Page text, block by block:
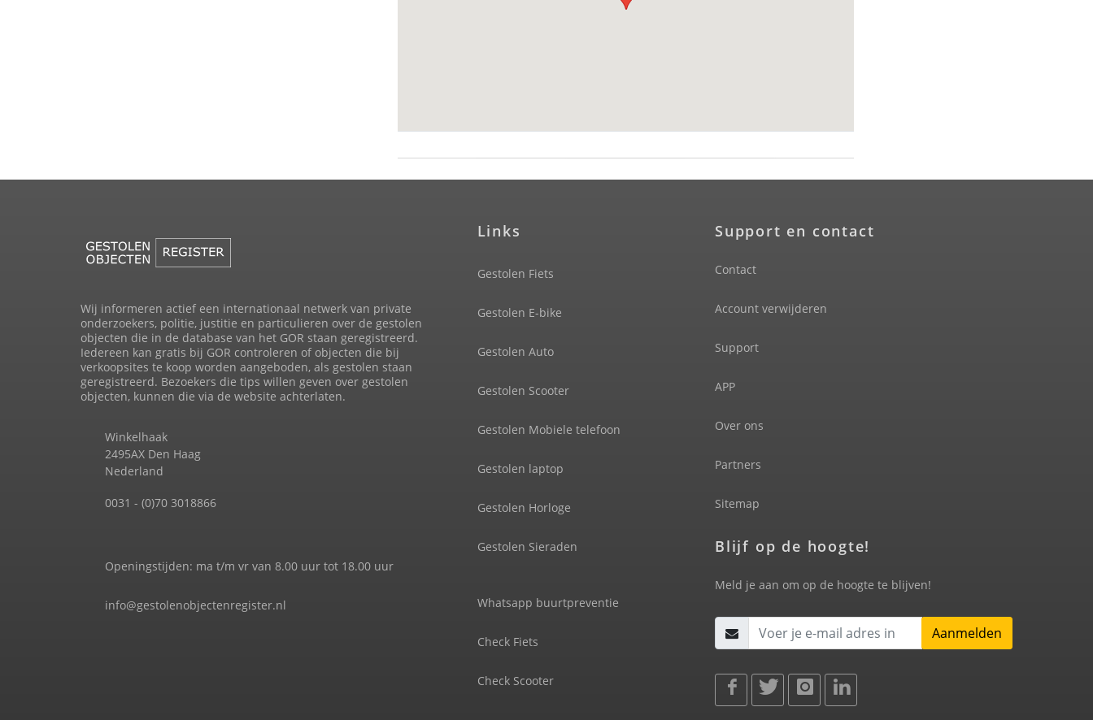
Wij informeren actief een internationaal netwerk van private
onderzoekers, politie, justitie en particulieren over de gestolen
objecten die in de database van het GOR staan geregistreerd.
Iedereen kan gratis bij GOR controleren of objecten die bij
verkoopsites te koop worden aangeboden, als gestolen staan
geregistreerd. Bezoekers die tips willen geven over gestolen
objecten, kunnen die via de website achterlaten.
Winkelhaak
2495AX Den Haag
Nederland
0031 - (0)70 3018866
Openingstijden: ma t/m vr van 8.00 uur tot 18.00 uur
info@gestolenobjectenregister.nl
Links
Gestolen Fiets
Gestolen E-bike
Gestolen Auto
Gestolen Scooter
Gestolen Mobiele telefoon
Gestolen laptop
Gestolen Horloge
Gestolen Sieraden
Whatsapp buurtpreventie
Check Fiets
Check Scooter
Support en contact
Contact
Account verwijderen
Support
APP
Over ons
Partners
Sitemap
Blijf op de hoogte!
Meld je aan om op de hoogte te blijven!
Aanmelden